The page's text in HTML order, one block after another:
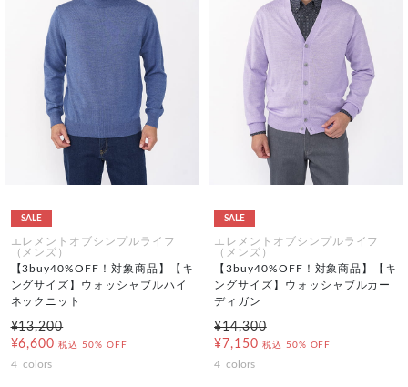
SALE
エレメントオブシンプルライフ
（メンズ）
【3buy40%OFF！対象商品】【キ
ングサイズ】ウォッシャブルハイ
ネックニット
¥13,200
¥6,600 税込 50% OFF
4 colors
SALE
エレメントオブシンプルライフ
（メンズ）
【3buy40%OFF！対象商品】【キ
ングサイズ】ウォッシャブルカー
ディガン
¥14,300
¥7,150 税込 50% OFF
4 colors